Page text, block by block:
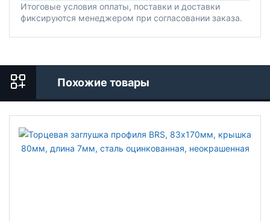
Итоговые условия оплаты, поставки и доставки
фиксируются менеджером при согласовании заказа.
Похожие товары